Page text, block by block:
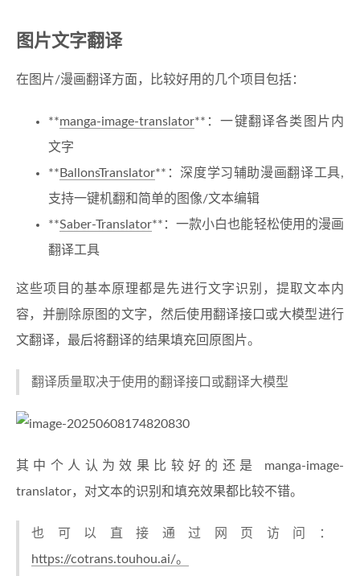
图片文字翻译
在图片/漫画翻译方面，比较好用的几个项目包括：
**manga-image-translator**：一键翻译各类图片内
文字
** BallonsTranslator**：深度学习辅助漫画翻译工具,
支持一键机翻和简单的图像/文本编辑
**Saber-Translator**：一款小白也能轻松使用的漫画
翻译工具
这些项目的基本原理都是先进行文字识别，提取文本内
容，并删除原图的文字，然后使用翻译接口或大模型进行
文翻译，最后将翻译的结果填充回原图片。
翻译质量取决于使用的翻译接口或翻译大模型
其中个人认为效果比较好的还是 manga-image-
translator，对文本的识别和填充效果都比较不错。
也可以直接通过网页访问：
https://cotrans.touhou.ai/。